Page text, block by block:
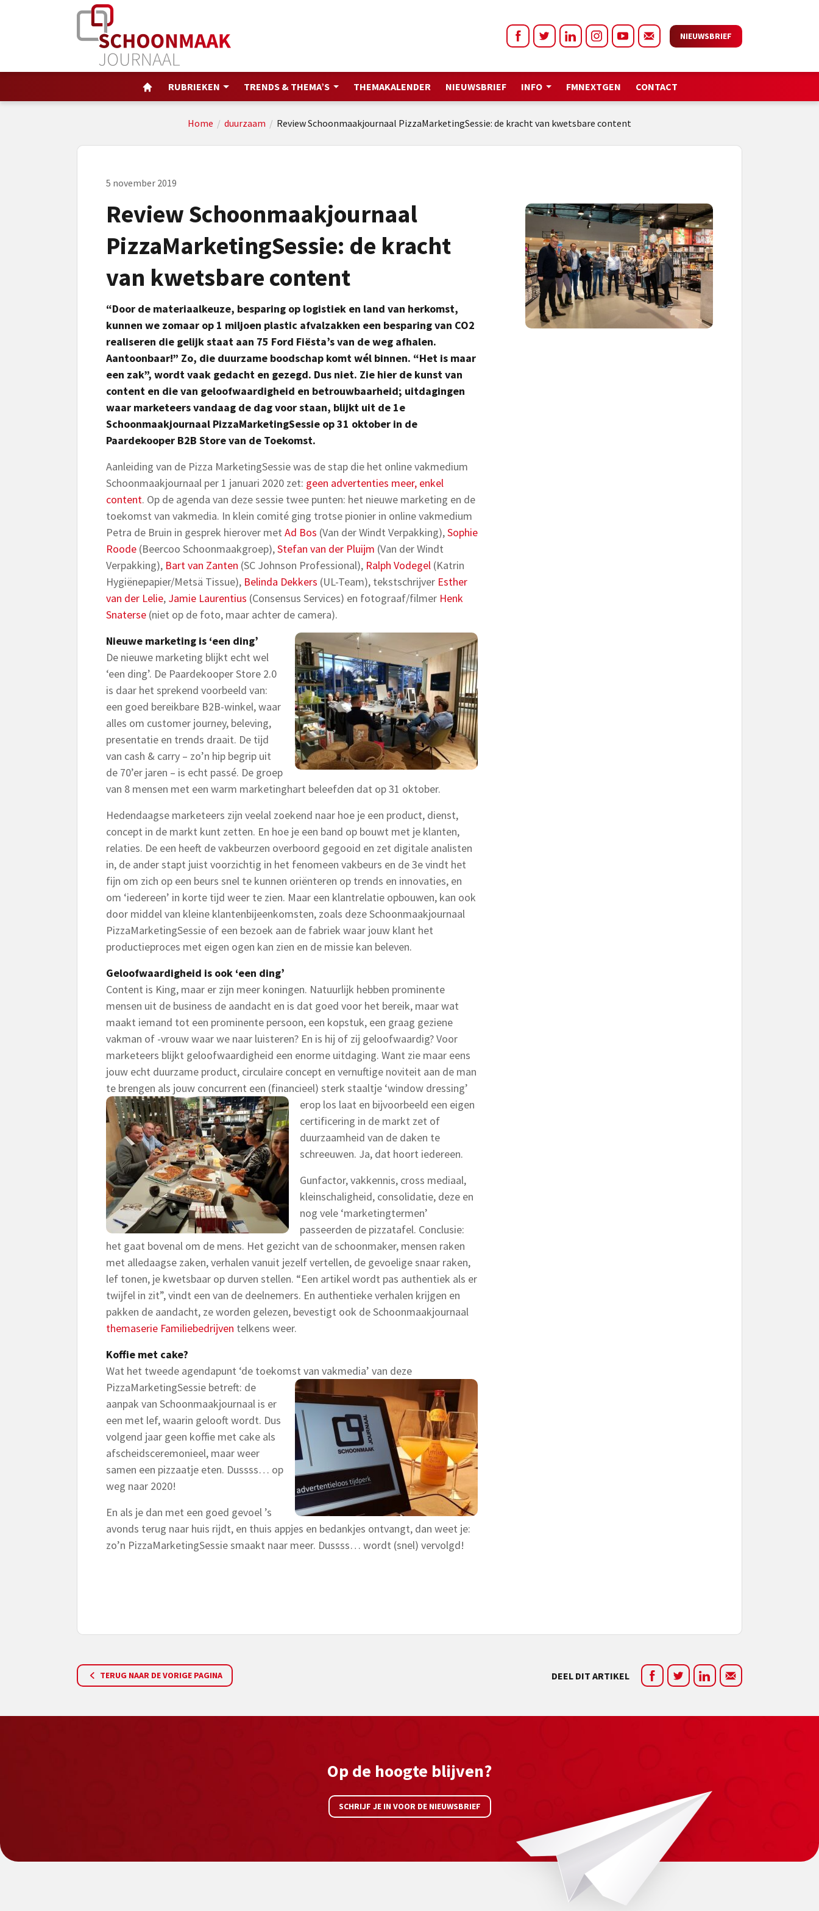
NIEUWSBRIEF
RUBRIEKEN TRENDS & THEMA’S THEMAKALENDER NIEUWSBRIEF INFO FMNEXTGEN CONTACT
Home / duurzaam / Review Schoonmaakjournaal PizzaMarketingSessie: de kracht van kwetsbare content
5 november 2019
Review Schoonmaakjournaal
PizzaMarketingSessie: de kracht
van kwetsbare content
“Door de materiaalkeuze, besparing op logistiek en land van herkomst,
kunnen we zomaar op 1 miljoen plastic afvalzakken een besparing van CO2
realiseren die gelijk staat aan 75 Ford Fiësta’s van de weg afhalen.
Aantoonbaar!” Zo, die duurzame boodschap komt wél binnen. “Het is maar
een zak”, wordt vaak gedacht en gezegd. Dus niet. Zie hier de kunst van
content en die van geloofwaardigheid en betrouwbaarheid; uitdagingen
waar marketeers vandaag de dag voor staan, blijkt uit de 1e
Schoonmaakjournaal PizzaMarketingSessie op 31 oktober in de
Paardekooper B2B Store van de Toekomst.
Aanleiding van de Pizza MarketingSessie was de stap die het online vakmedium
Schoonmaakjournaal per 1 januari 2020 zet: geen advertenties meer, enkel
content. Op de agenda van deze sessie twee punten: het nieuwe marketing en de
toekomst van vakmedia. In klein comité ging trotse pionier in online vakmedium
Petra de Bruin in gesprek hierover met Ad Bos (Van der Windt Verpakking),Sophie
Roode (Beercoo Schoonmaakgroep),Stefan van der Pluijm (Van der Windt
Verpakking), Bart van Zanten (SC Johnson Professional), Ralph Vodegel (Katrin
Hygiënepapier/Metsä Tissue), Belinda Dekkers (UL-Team), tekstschrijver Esther
van der Lelie, Jamie Laurentius (Consensus Services) en fotograaf/filmer Henk
Snaterse (niet op de foto, maar achter de camera).
Nieuwe marketing is ‘een ding’
De nieuwe marketing blijkt echt wel
‘een ding’. De Paardekooper Store 2.0
is daar het sprekend voorbeeld van:
een goed bereikbare B2B-winkel, waar
alles om customer journey, beleving,
presentatie en trends draait. De tijd
van cash & carry – zo’n hip begrip uit
de 70’er jaren – is echt passé. De groep
van 8 mensen met een warm marketinghart beleefden dat op 31 oktober.
Hedendaagse marketeers zijn veelal zoekend naar hoe je een product, dienst,
concept in de markt kunt zetten. En hoe je een band op bouwt met je klanten,
relaties. De een heeft de vakbeurzen overboord gegooid en zet digitale analisten
in, de ander stapt juist voorzichtig in het fenomeen vakbeurs en de 3e vindt het
fijn om zich op een beurs snel te kunnen oriënteren op trends en innovaties, en
om ‘iedereen’ in korte tijd weer te zien. Maar een klantrelatie opbouwen, kan ook
door middel van kleine klantenbijeenkomsten, zoals deze Schoonmaakjournaal
PizzaMarketingSessie of een bezoek aan de fabriek waar jouw klant het
productieproces met eigen ogen kan zien en de missie kan beleven.
Geloofwaardigheid is ook ‘een ding’
Content is King, maar er zijn meer koningen. Natuurlijk hebben prominente
mensen uit de business de aandacht en is dat goed voor het bereik, maar wat
maakt iemand tot een prominente persoon, een kopstuk, een graag geziene
vakman of -vrouw waar we naar luisteren? En is hij of zij geloofwaardig? Voor
marketeers blijkt geloofwaardigheid een enorme uitdaging. Want zie maar eens
jouw echt duurzame product, circulaire concept en vernuftige noviteit aan de man
te brengen als jouw concurrent een (financieel) sterk staaltje ‘window dressing’
erop los laat en bijvoorbeeld een eigen
certificering in de markt zet of
duurzaamheid van de daken te
schreeuwen. Ja, dat hoort iedereen.
Gunfactor, vakkennis, cross mediaal,
kleinschaligheid, consolidatie, deze en
nog vele ‘marketingtermen’
passeerden de pizzatafel. Conclusie:
het gaat bovenal om de mens. Het gezicht van de schoonmaker, mensen raken
met alledaagse zaken, verhalen vanuit jezelf vertellen, de gevoelige snaar raken,
lef tonen, je kwetsbaar op durven stellen. “Een artikel wordt pas authentiek als er
twijfel in zit”, vindt een van de deelnemers. En authentieke verhalen krijgen en
pakken de aandacht, ze worden gelezen, bevestigt ook de Schoonmaakjournaal
themaserie Familiebedrijven telkens weer.
Koffie met cake?
Wat het tweede agendapunt ‘de toekomst van vakmedia’ van deze
PizzaMarketingSessie betreft: de
aanpak van Schoonmaakjournaal is er
een met lef, waarin gelooft wordt. Dus
volgend jaar geen koffie met cake als
afscheidsceremonieel, maar weer
samen een pizzaatje eten. Dussss… op
weg naar 2020!
En als je dan met een goed gevoel ’s
avonds terug naar huis rijdt, en thuis appjes en bedankjes ontvangt, dan weet je:
zo’n PizzaMarketingSessie smaakt naar meer. Dussss… wordt (snel) vervolgd!
TERUG NAAR DE VORIGE PAGINA DEEL DIT ARTIKEL
Op de hoogte blijven?
SCHRIJF JE IN VOOR DE NIEUWSBRIEF